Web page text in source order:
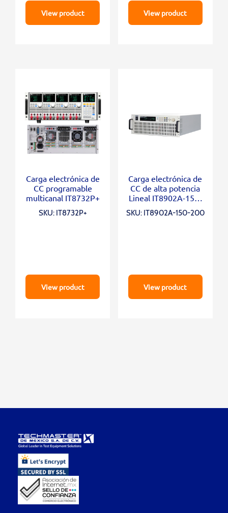
View product View product
Carga electrónica de
CC programable
multicanal IT8732P+
SKU: IT8732P+
View product
Carga electrónica de
CC de alta potencia
Lineal IT8902A-150-
200
SKU: IT8902A-150-200
View product